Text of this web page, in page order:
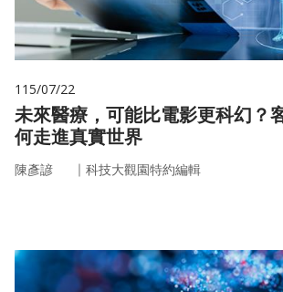
115/07/22
未來醫療，可能比電影更科幻？
何走進真實世界
陳彥諺 ｜ 科技大觀園特約編輯